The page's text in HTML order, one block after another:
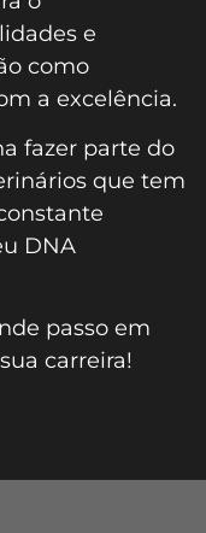
e
como
a excelência.
fazer parte do
que tem
DNA
passo em
carreira!